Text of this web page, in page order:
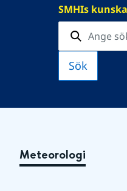
SMHIs
Meteorologi